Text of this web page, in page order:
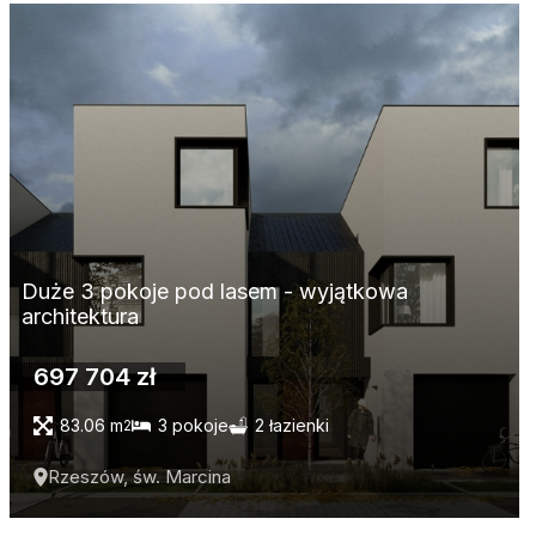
Duże 3 pokoje pod lasem - wyjątkowa
architektura
697 704 zł
83.06 m2 3 pokoje 2 łazienki
Rzeszów, św. Marcina